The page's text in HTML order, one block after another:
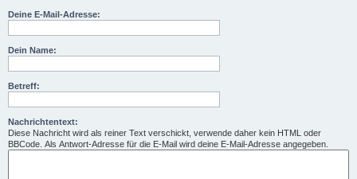
Deine E-Mail-Adresse:
Dein Name:
Betreff:
Nachrichtentext:
Diese Nachricht wird als reiner Text verschickt, verwende daher kein HTML oder
BBCode. Als Antwort-Adresse für die E-Mail wird deine E-Mail-Adresse angegeben.